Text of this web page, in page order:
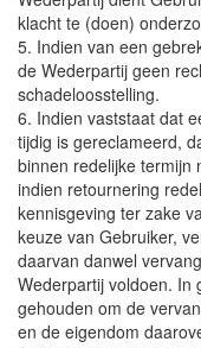
klacht te (doen)
5. Indien van een
de Wederpartij geen
schadeloosstelling.
6. Indien vaststaat dat
tijdig is gereclameerd,
binnen redelijke termijn
indien retournering
kennisgeving ter zake
keuze van Gebruiker,
daarvan danwel
Wederpartij voldoen. In
gehouden om de
en de eigendom